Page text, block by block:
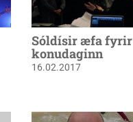
Sóldísir æfa fyrir
konudaginn
16.02.2017